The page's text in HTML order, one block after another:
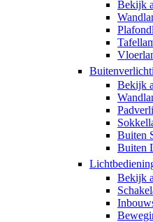
Bekijk
Bekijk
Buiten
Buiten
Bekijk